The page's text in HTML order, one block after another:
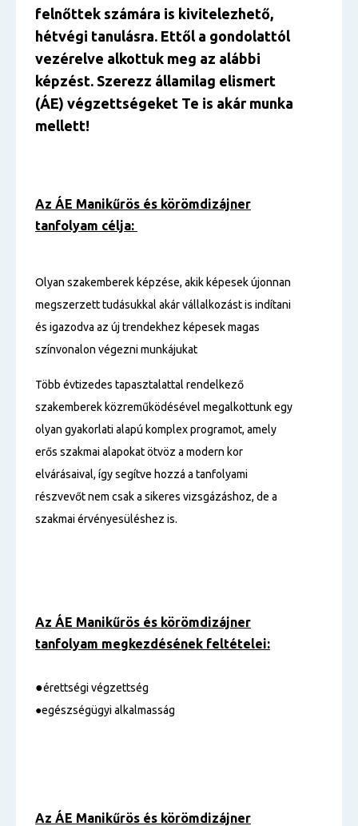
felnőttek számára is kivitelezhető,
hétvégi tanulásra. Ettől a gondolattól
vezérelve alkottuk meg az alábbi
képzést. Szerezz államilag elismert
(ÁE) végzettségeket Te is akár munka
mellett!
Az ÁE Manikűrös és körömdizájner
tanfolyam célja:
Olyan szakemberek képzése, akik képesek újonnan
megszerzett tudásukkal akár vállalkozást is indítani
és igazodva az új trendekhez képesek magas
színvonalon végezni munkájukat
Több évtizedes tapasztalattal rendelkező
szakemberek közreműködésével megalkottunk egy
olyan gyakorlati alapú komplex programot, amely
erős szakmai alapokat ötvöz a modern kor
elvárásaival, így segítve hozzá a tanfolyami
részvevőt nem csak a sikeres vizsgázáshoz, de a
szakmai érvényesüléshez is.
Az ÁE Manikűrös és körömdizájner
tanfolyam megkezdésének feltételei:
●érettségi végzettség
●egészségügyi alkalmasság
Az ÁE Manikűrös és körömdizájner